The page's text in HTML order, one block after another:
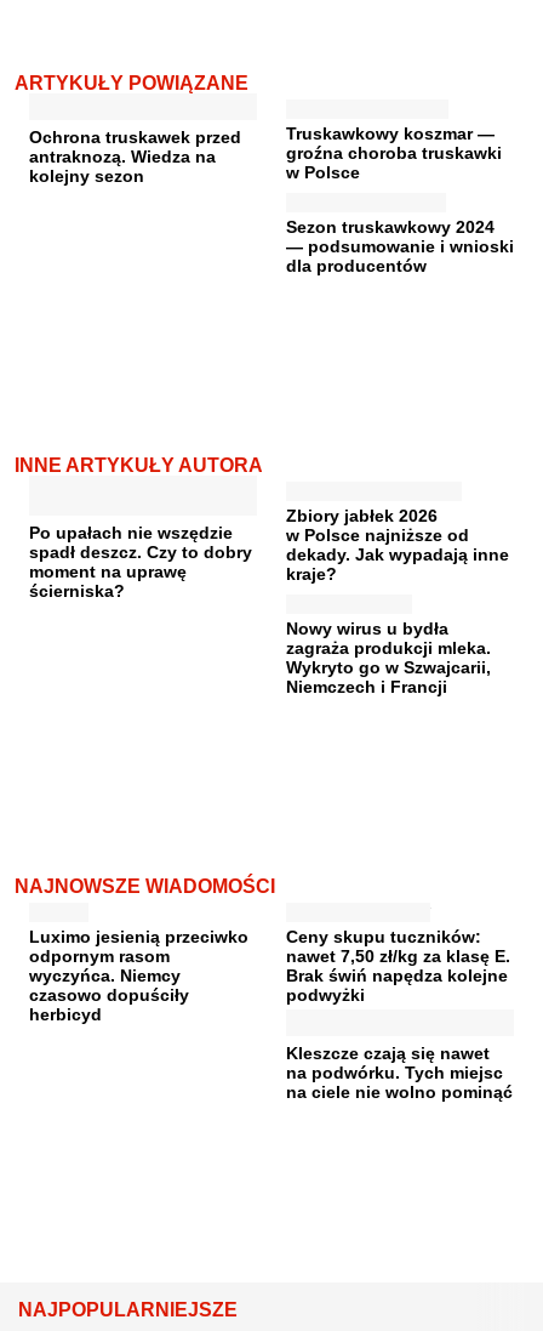
ARTYKUŁY POWIĄZANE
Ochrona truskawek przed
antraknozą. Wiedza na
kolejny sezon
Truskawkowy koszmar —
groźna choroba truskawki
w Polsce
Sezon truskawkowy 2024
— podsumowanie i wnioski
dla producentów
INNE ARTYKUŁY AUTORA
Po upałach nie wszędzie
spadł deszcz. Czy to dobry
moment na uprawę
ścierniska?
Zbiory jabłek 2026
w Polsce najniższe od
dekady. Jak wypadają inne
kraje?
Nowy wirus u bydła
zagraża produkcji mleka.
Wykryto go w Szwajcarii,
Niemczech i Francji
NAJNOWSZE WIADOMOŚCI
Luximo jesienią przeciwko
odpornym rasom
wyczyńca. Niemcy
czasowo dopuściły
herbicyd
Ceny skupu tuczników:
nawet 7,50 zł/kg za klasę E.
Brak świń napędza kolejne
podwyżki
Kleszcze czają się nawet
na podwórku. Tych miejsc
na ciele nie wolno pominąć
NAJPOPULARNIEJSZE